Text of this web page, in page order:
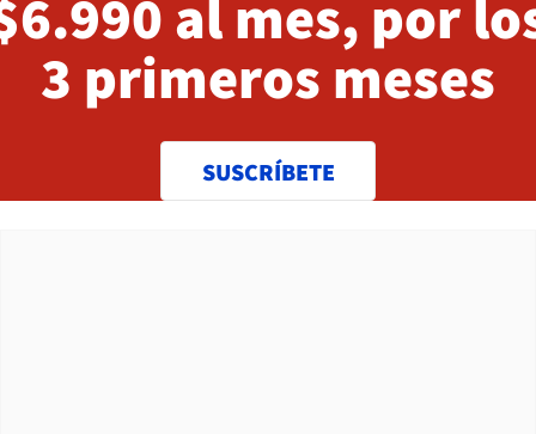
al mes, por
3 primeros meses
SUSCRÍBETE